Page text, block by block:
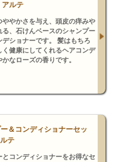
ルテ
ややかさを与え、頭皮の痒みや
る、石けんベースのシャンプー
ショナーです。 髪はもちろ
く健康にしてくれるヘアコンデ
なローズの香りです。
＆コンディショナーセッ
テ
とコンディショナーをお得なセ